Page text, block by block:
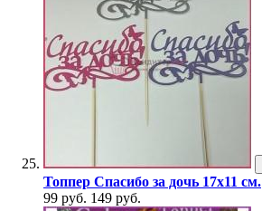
Топпер Спасибо за дочь 17х11 см.
99 руб. 149 руб.